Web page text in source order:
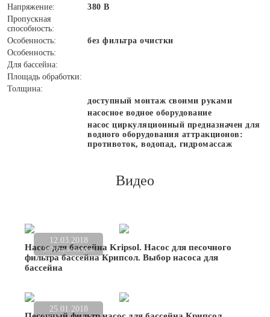
Напряжение:
380 В
Пропускная
способность:
Особенность:
без фильтра очистки
Особенность:
Для бассейна:
Площадь обработки:
Толщина:
доступный монтаж своими руками
насосное водное оборудование
насос циркуляционный предназначен для
водного оборудования аттракционов:
противоток, водопад, гидромассаж
Видео
12.03.2018
5676 просмотров
Насос для бассейна Kripsol. Насос для песочного
фильтра бассейна Крипсол. Выбор насоса для
бассейна
25.01.2018